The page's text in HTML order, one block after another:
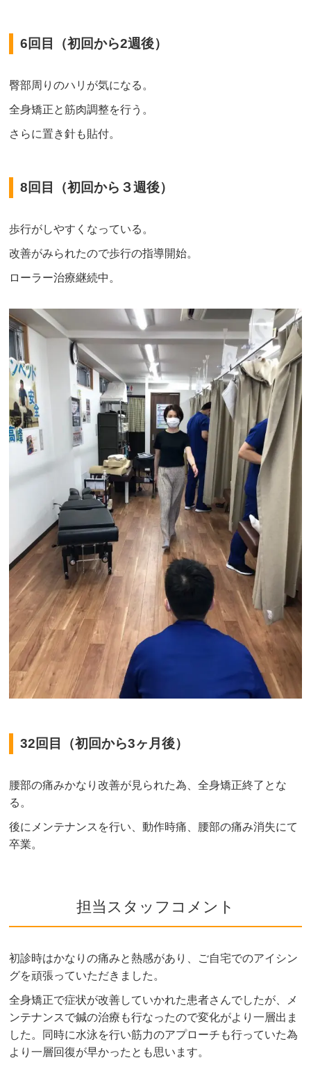
6回目（初回から2週後）
臀部周りのハリが気になる。
全身矯正と筋肉調整を行う。
さらに置き針も貼付。
8回目（初回から３週後）
歩行がしやすくなっている。
改善がみられたので歩行の指導開始。
ローラー治療継続中。
32回目（初回から3ヶ月後）
腰部の痛みかなり改善が見られた為、全身矯正終了とな
る。
後にメンテナンスを行い、動作時痛、腰部の痛み消失にて
卒業。
担当スタッフコメント
初診時はかなりの痛みと熱感があり、ご自宅でのアイシン
グを頑張っていただきました。
全身矯正で症状が改善していかれた患者さんでしたが、メ
ンテナンスで鍼の治療も行なったので変化がより一層出ま
した。同時に水泳を行い筋力のアプローチも行っていた為
より一層回復が早かったとも思います。